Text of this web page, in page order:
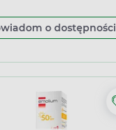
o dostępności